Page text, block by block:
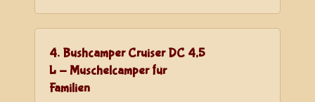
4. Bushcamper Cruiser DC 4,5
L - Muschelcamper für
Familien